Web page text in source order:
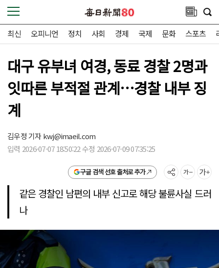
최신 오피니언 정치 사회 경제 국제 문화 스포츠
대구 유부녀 여경, 동료 경찰 2명과
잇따른 부적절 관계…경찰 내부 징
계
김우정 기자kwj@imaeil.com
입력 2026-07-07 18:50:22 수정 2026-07-09 07:35:25
구글 검색 선호 출처로 추가
같은 경찰인 남편의 내부 신고로 해당 불륜사실 드러
나